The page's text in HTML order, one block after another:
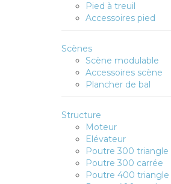
Pied à treuil
Accessoires pied
Scènes
Scène modulable
Accessoires scène
Plancher de bal
Structure
Moteur
Elévateur
Poutre 300 triangle
Poutre 300 carrée
Poutre 400 triangle